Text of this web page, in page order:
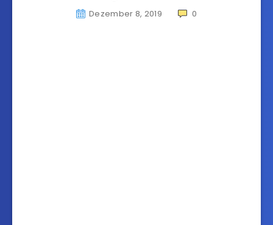
Dezember 8, 2019 0